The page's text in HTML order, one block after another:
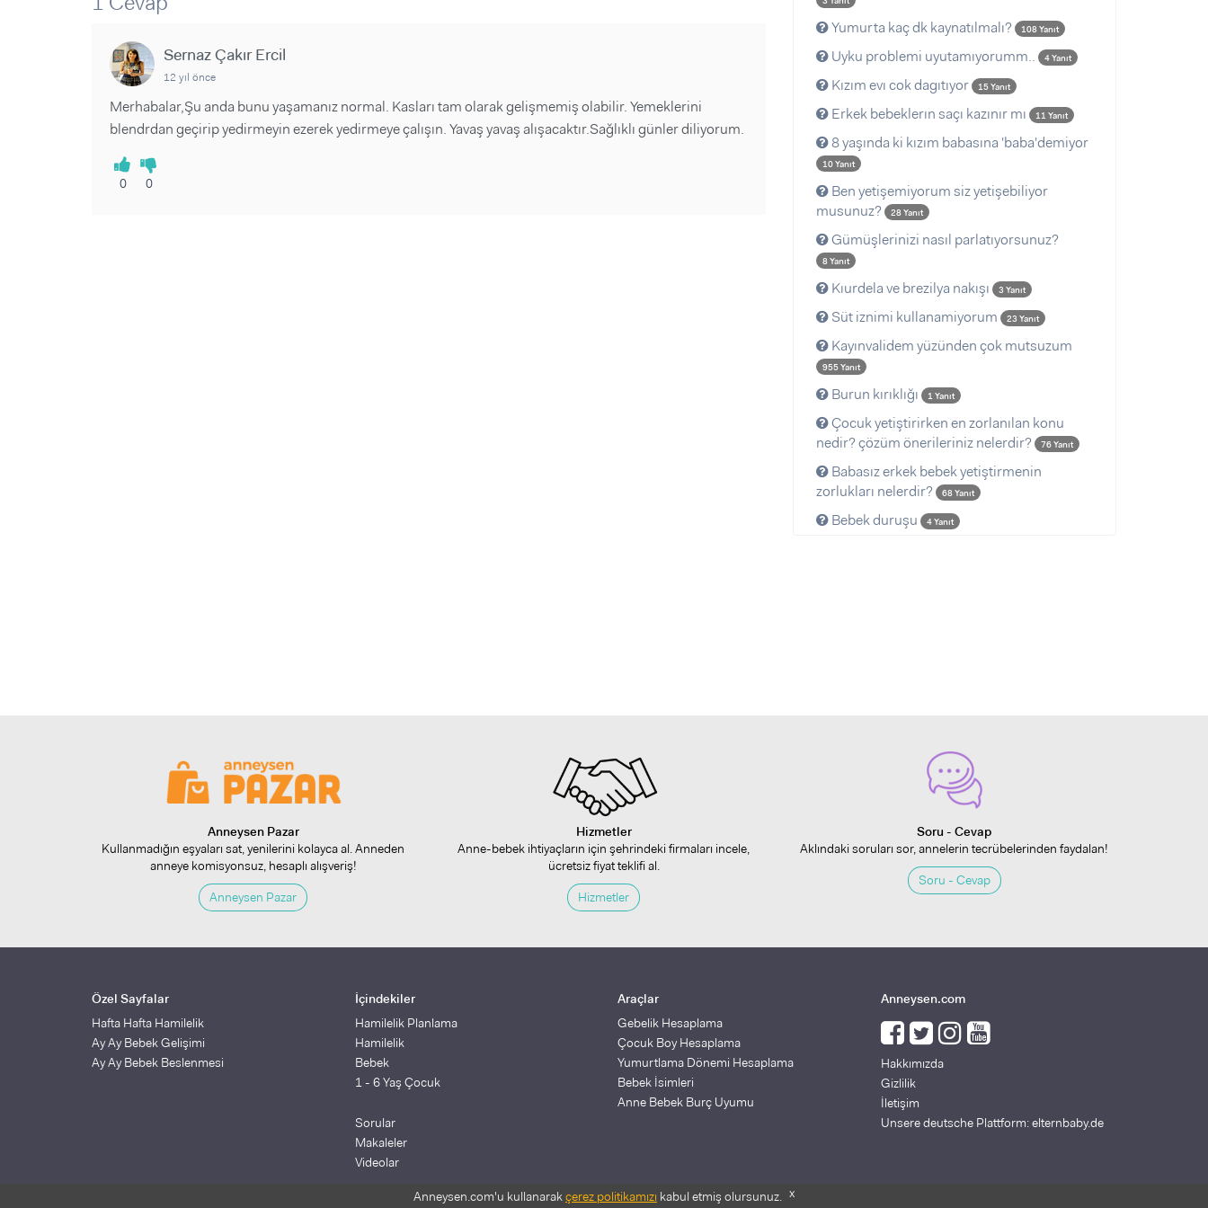
Sorular ve Yanıtlar
Makaleler
Sernaz Çakır Ercil
12 yıl önce
Merhabalar,Şu anda bunu yaşamanız normal. Kasları tam olarak gelişmemiş olabilir. Yemeklerini
blendrdan geçirip yedirmeyin ezerek yedirmeye çalışın. Yavaş yavaş alışacaktır.Sağlıklı günler diliyorum.
0 0
Yumurta kaç dk kaynatılmalı? 108 Yanıt
Uyku problemi uyutamıyorumm.. 4 Yanıt
Kızım evı cok dagıtıyor 15 Yanıt
Erkek bebeklerın saçı kazınır mı 11 Yanıt
8 yaşında ki kızım babasına 'baba'demiyor
10 Yanıt
Ben yetişemiyorum siz yetişebiliyor
musunuz?
28 Yanıt
Gümüşlerinizi nasıl parlatıyorsunuz?
8 Yanıt
Kıurdela ve brezilya nakışı 3 Yanıt
Süt iznimi kullanamiyorum 23 Yanıt
Kayınvalidem yüzünden çok mutsuzum
955 Yanıt
Burun kırıklığı 1 Yanıt
Çocuk yetiştirirken en zorlanılan konu
nedir? çözüm önerileriniz nelerdir?
76 Yanıt
Babasız erkek bebek yetiştirmenin
zorlukları nelerdir?
68 Yanıt
Bebek duruşu 4 Yanıt
Anneysen.com'u kullanarakçerez politikamızı kabul etmiş olursunuz. x
Anneysen Pazar
Kullanmadığın eşyaları sat, yenilerini kolayca al. Anneden
anneye komisyonsuz, hesaplı alışveriş!
Anneysen Pazar
Hizmetler
Anne-bebek ihtiyaçların için şehrindeki firmaları incele,
ücretsiz fiyat teklifi al.
Hizmetler
Soru - Cevap
Aklındaki soruları sor, annelerin tecrübelerinden faydalan!
Soru - Cevap
Özel Sayfalar
Hafta Hafta Hamilelik
Ay Ay Bebek Gelişimi
Ay Ay Bebek Beslenmesi
İçindekiler
Hamilelik Planlama
Hamilelik
Bebek
1 - 6 Yaş Çocuk
Sorular
Makaleler
Videolar
Araçlar
Gebelik Hesaplama
Çocuk Boy Hesaplama
Yumurtlama Dönemi Hesaplama
Bebek İsimleri
Anne Bebek Burç Uyumu
Anneysen.com
Hakkımızda
Gizlilik
İletişim
Unsere deutsche Plattform: elternbaby.de